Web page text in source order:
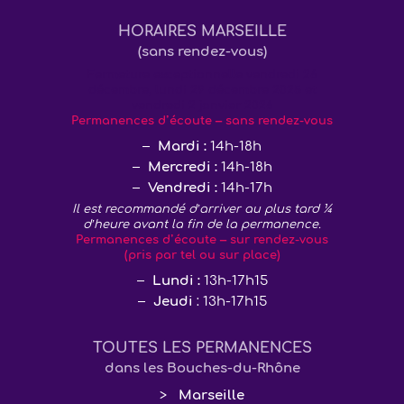
HORAIRES MARSEILLE
(sans rendez-vous)
Permanences d’écoute – sans rendez-vous
Mardi : 14h-18h
Mercredi :14h-18h
Vendredi :14h-17h
Il est recommandé d’arriver au plus tard ¼
d’heure avant la fin de la permanence.
Permanences d’écoute – sur rendez-vous
(pris par tel ou sur place)
Lundi :13h-17h15
Jeudi : 13h-17h15
TOUTES LES PERMANENCES
dans les Bouches-du-Rhône
Marseille